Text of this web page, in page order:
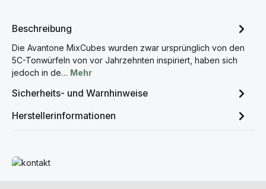
Beschreibung
Die Avantone MixCubes wurden zwar ursprünglich von den
5C-Tonwürfeln von vor Jahrzehnten inspiriert, haben sich
jedoch in de… Mehr
Sicherheits- und Warnhinweise
Herstellerinformationen
Mehr erfahren